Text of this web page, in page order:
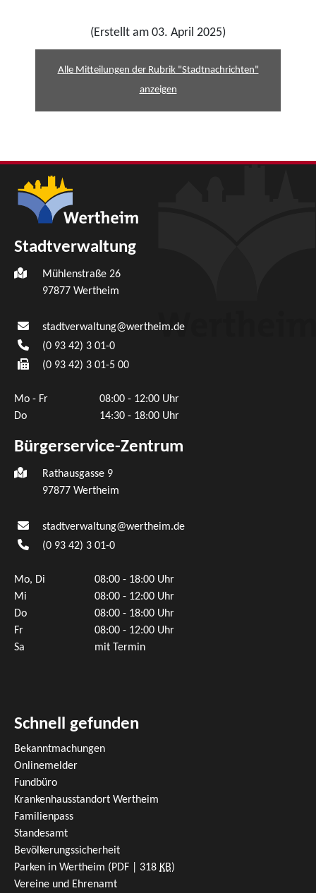
(Erstellt am 03. April 2025)
Alle Mitteilungen der Rubrik "Stadtnachrichten"
anzeigen
Stadtverwaltung
Mühlenstraße 26
97877 Wertheim
stadtverwaltung@wertheim.de
(0 93 42) 3 01-0
(0 93 42) 3 01-5 00
Mo - Fr
08:00 - 12:00 Uhr
Do
14:30 - 18:00 Uhr
Bürgerservice-Zentrum
Rathausgasse 9
97877 Wertheim
stadtverwaltung@wertheim.de
(0 93 42) 3 01-0
Mo, Di
08:00 - 18:00 Uhr
Mi
08:00 - 12:00 Uhr
Do
08:00 - 18:00 Uhr
Fr
08:00 - 12:00 Uhr
Sa
mit Termin
Schnell gefunden
Bekanntmachungen
Onlinemelder
Fundbüro
Krankenhausstandort Wertheim
Familienpass
Standesamt
Bevölkerungssicherheit
Parken in Wertheim (PDF | 318 KB)
Vereine und Ehrenamt